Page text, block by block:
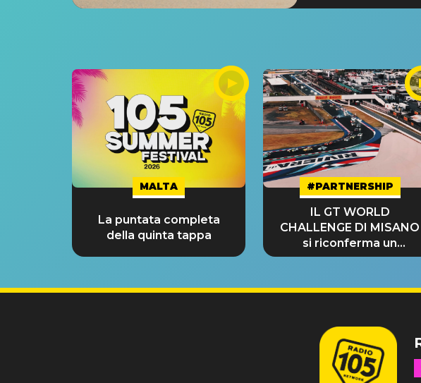
MALTA
La puntata completa
della quinta tappa
#PARTNERSHIP
IL GT WORLD
CHALLENGE DI MISANO
si riconferma un
GRANDE SUCCESSO!